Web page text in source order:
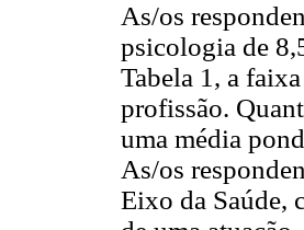
As/os
psicologia de
Tabela 1, a
profissão.
uma média
As/os
Eixo da Saúde,